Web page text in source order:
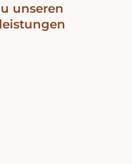
unseren